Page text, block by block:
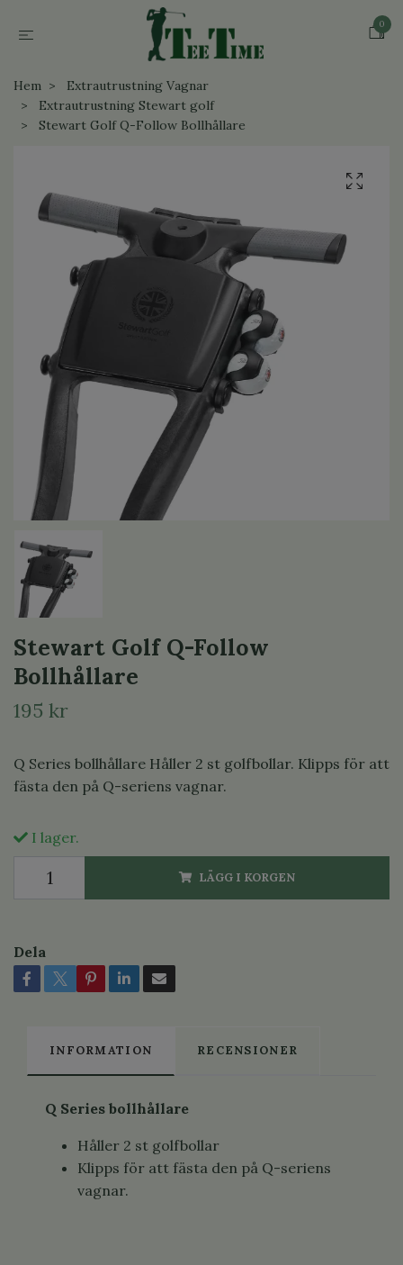
0
Hem
Extrautrustning Vagnar
Extrautrustning Stewart golf
Stewart Golf Q-Follow Bollhållare
Stewart Golf Q-Follow
Bollhållare
195 kr
Q Series bollhållare Håller 2 st golfbollar. Klipps för att
fästa den på Q-seriens vagnar.
I lager.
LÄGG I KORGEN
Dela
INFORMATION RECENSIONER
Q Series bollhållare
Håller 2 st golfbollar
Klipps för att fästa den på Q-seriens
vagnar.